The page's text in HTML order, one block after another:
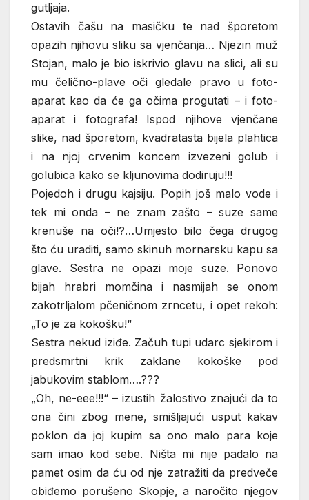
gutljaja.
Ostavih čašu na masičku te nad šporetom
opazih njihovu sliku sa vjenčanja… Njezin muž
Stojan, malo je bio iskrivio glavu na slici, ali su
mu čelično-plave oči gledale pravo u foto-
aparat kao da će ga očima progutati – i foto-
aparat i fotografa! Ispod njihove vjenčane
slike, nad šporetom, kvadratasta bijela plahtica
i na njoj crvenim koncem izvezeni golub i
golubica kako se kljunovima dodiruju!!!
Pojedoh i drugu kajsiju. Popih još malo vode i
tek mi onda – ne znam zašto – suze same
krenuše na oči!?…Umjesto bilo čega drugog
što ću uraditi, samo skinuh mornarsku kapu sa
glave. Sestra ne opazi moje suze. Ponovo
bijah hrabri momčina i nasmijah se onom
zakotrljalom pčeničnom zrncetu, i opet rekoh:
„To je za kokošku!“
Sestra nekud iziđe. Začuh tupi udarc sjekirom i
predsmrtni krik zaklane kokoške pod
jabukovim stablom….???
„Oh, ne-eee!!!“ – izustih žalostivo znajući da to
ona čini zbog mene, smišljajući usput kakav
poklon da joj kupim sa ono malo para koje
sam imao kod sebe. Ništa mi nije padalo na
pamet osim da ću od nje zatražiti da predveče
obiđemo porušeno Skopje, a naročito njegov